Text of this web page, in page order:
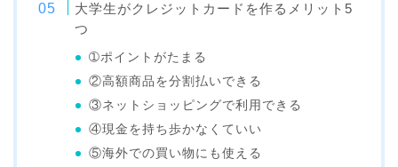
大学生がクレジットカードを作るメリット5
つ
➀ポイントがたまる
②高額商品を分割払いできる
③ネットショッピングで利用できる
④現金を持ち歩かなくていい
⑤海外での買い物にも使える